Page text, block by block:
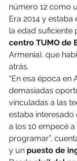
número 12 como
Era 2014 y
la edad suficiente
centro TUMO de
Armenia), que
atrás.
“En esa época en
demasiadas
vinculadas a las
estaba
a los 10 empecé
programar”,
y un puesto de